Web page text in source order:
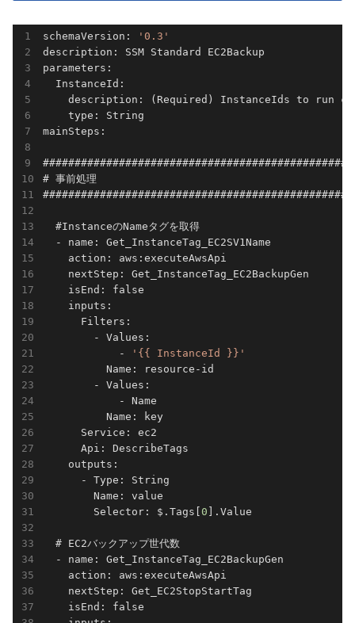
schemaVersion:
'0.3'
description: SSM Standard EC2Backup
parameters:
  InstanceId:
description: (Required) InstanceIds to run
    type: String
mainSteps:
# 事前処理
  #InstanceのNameタグを取得
  - name: Get_InstanceTag_EC2SV1Name
    action: aws:executeAwsApi
    nextStep: Get_InstanceTag_EC2BackupGen
    isEnd: false
    inputs:
      Filters:
        - Values:
            -
'{{ InstanceId }}'
          Name: resource-id
        - Values:
            - Name
          Name: key
      Service: ec2
      Api: DescribeTags
    outputs:
      - Type: String
        Name: value
        Selector: $.Tags[
0 ].Value
  # EC2バックアップ世代数
  - name: Get_InstanceTag_EC2BackupGen
    action: aws:executeAwsApi
    nextStep: Get_EC2StopStartTag
    isEnd: false